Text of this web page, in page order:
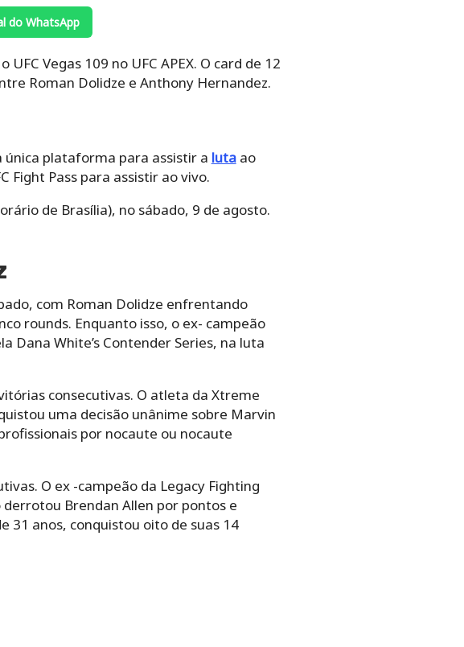
do WhatsApp
Vegas 109 no UFC APEX. O card de 12
Roman Dolidze e Anthony Hernandez.
única plataforma para assistir a lutaao
Fight Pass para assistir ao vivo.
de Brasília), no sábado, 9 de agosto.
com Roman Dolidze enfrentando
rounds. Enquanto isso, o ex- campeão
Dana White’s Contender Series, na luta
consecutivas. O atleta da Xtreme
uma decisão unânime sobre Marvin
por nocaute ou nocaute
O ex -campeão da Legacy Fighting
Brendan Allen por pontos e
31 anos, conquistou oito de suas 14